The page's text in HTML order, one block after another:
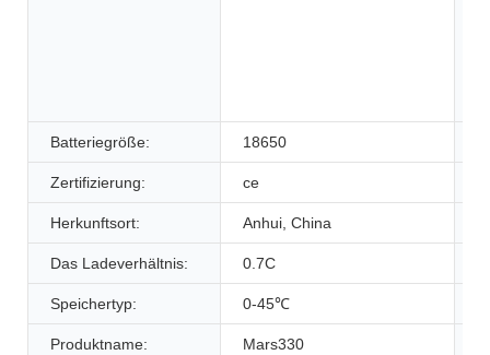
Batteriegröße: 18650
Zertifizierung: ce
Herkunftsort: Anhui, China
Das Ladeverhältnis: 0.7C
Speichertyp: 0-45℃
Produktname: Mars330